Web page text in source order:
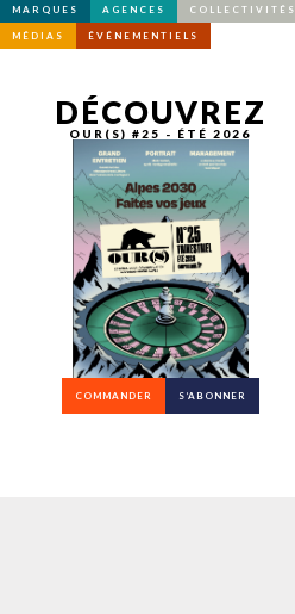
MARQUES AGENCES COLLECTIVITÉS
MÉDIAS ÉVÉNEMENTIELS
DÉCOUVREZ
OUR(S) #25 - ÉTÉ 2026
COMMANDER S’ABONNER